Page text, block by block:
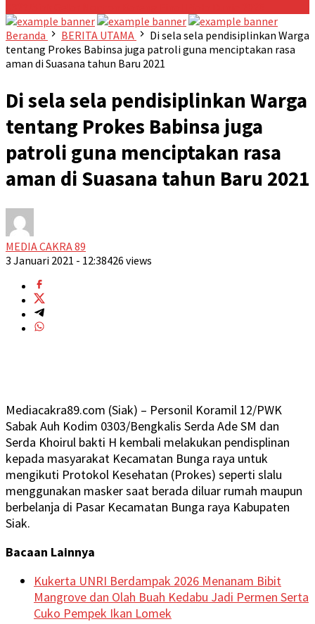
Beranda
BERITA UTAMA
Di sela sela pendisiplinkan Warga
tentang Prokes Babinsa juga patroli guna menciptakan rasa
aman di Suasana tahun Baru 2021
Di sela sela pendisiplinkan Warga
tentang Prokes Babinsa juga
patroli guna menciptakan rasa
aman di Suasana tahun Baru 2021
MEDIA CAKRA 89
3 Januari 2021 - 12:38426 views
Mediacakra89.com (Siak) – Personil Koramil 12/PWK
Sabak Auh Kodim 0303/Bengkalis Serda Ade SM dan
Serda Khoirul bakti H kembali melakukan pendisplinan
kepada masyarakat Kecamatan Bunga raya untuk
mengikuti Protokol Kesehatan (Prokes) seperti slalu
menggunakan masker saat berada diluar rumah maupun
berbelanja di Pasar Kecamatan Bunga raya Kabupaten
Siak.
Bacaan Lainnya
Kukerta UNRI Berdampak 2026 Menanam Bibit
Mangrove dan Olah Buah Kedabu Jadi Permen Serta
Cuko Pempek Ikan Lomek